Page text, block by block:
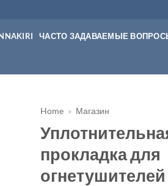
ЧАСТО ЗАДАВАЕМЫЕ
Home » Магазин
прокладка для
огнетушителей